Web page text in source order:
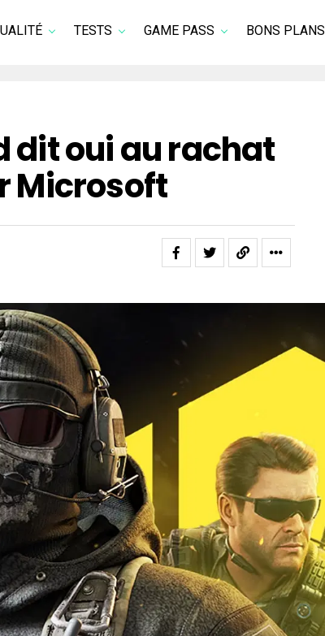
TESTS GAME PASS BONS PLANS
dit oui au rachat
Microsoft